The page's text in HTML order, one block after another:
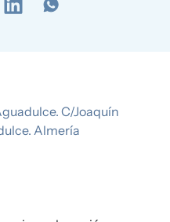
C/Joaquín
Almería